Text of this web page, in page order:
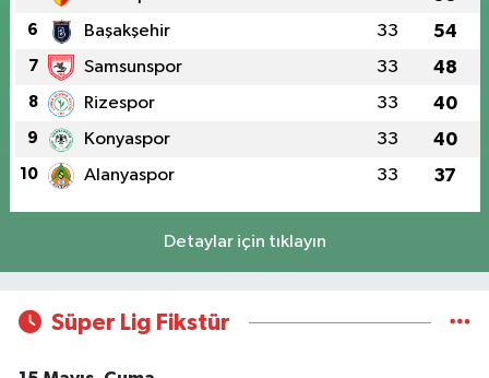
6 Başakşehir 33 54
7 Samsunspor 33 48
8 Rizespor 33 40
9 Konyaspor 33 40
10 Alanyaspor 33 37
Detaylar için tıklayın
Süper Lig Fikstür